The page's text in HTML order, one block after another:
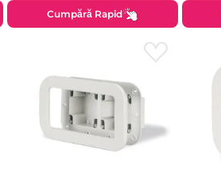
Cumpără Rapid